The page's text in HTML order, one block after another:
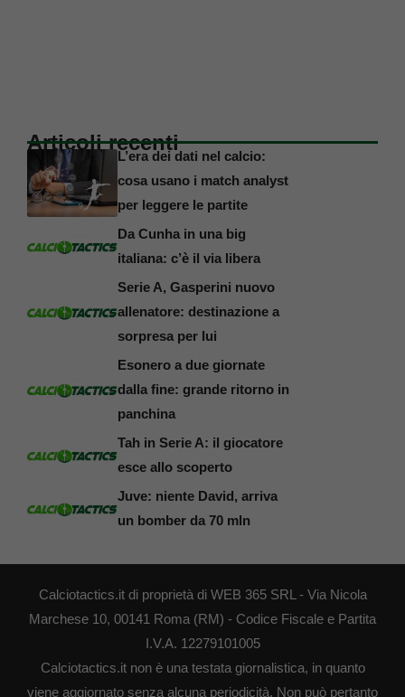
Articoli recenti
L’era dei dati nel calcio:
cosa usano i match analyst
per leggere le partite
Da Cunha in una big
italiana: c’è il via libera
Serie A, Gasperini nuovo
allenatore: destinazione a
sorpresa per lui
Esonero a due giornate
dalla fine: grande ritorno in
panchina
Tah in Serie A: il giocatore
esce allo scoperto
Juve: niente David, arriva
un bomber da 70 mln
Calciotactics.it di proprietà di WEB 365 SRL - Via Nicola
Marchese 10, 00141 Roma (RM) - Codice Fiscale e Partita
I.V.A. 12279101005
Calciotactics.it non è una testata giornalistica, in quanto
viene aggiornato senza alcuna periodicità. Non può pertanto